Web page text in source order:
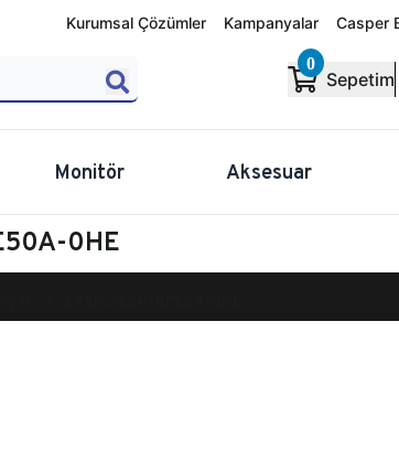
Kurumsal Çözümler Kampanyalar Casper
0
Sepetim
Monitör Aksesuar
0HE